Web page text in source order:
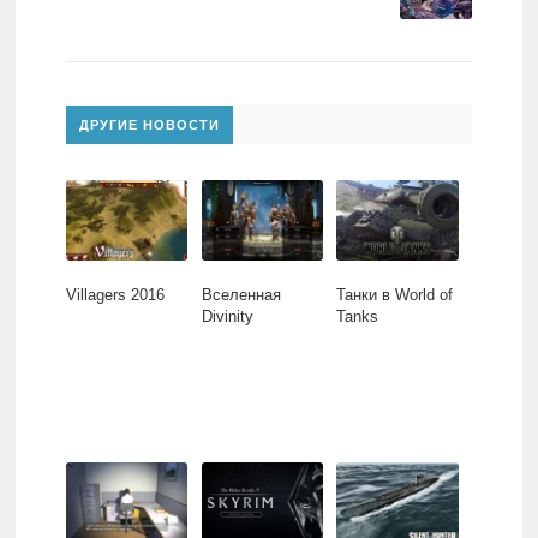
ДРУГИЕ НОВОСТИ
Villagers 2016
Вселенная
Divinity
Танки в World of
Tanks